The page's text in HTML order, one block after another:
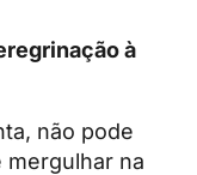
à
não pode
mergulhar na